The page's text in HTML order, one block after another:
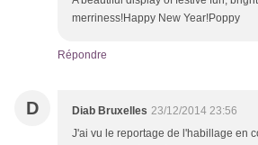
merriness!Happy New Year!Poppy
Répondre
D Diab Bruxelles 23/12/2014 23:56
J'ai vu le reportage de l'habillage en